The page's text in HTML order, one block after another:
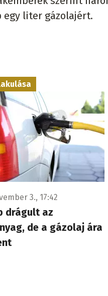
egy liter gázolajért.
3., 17:42
drágult az
de a gázolaj ára